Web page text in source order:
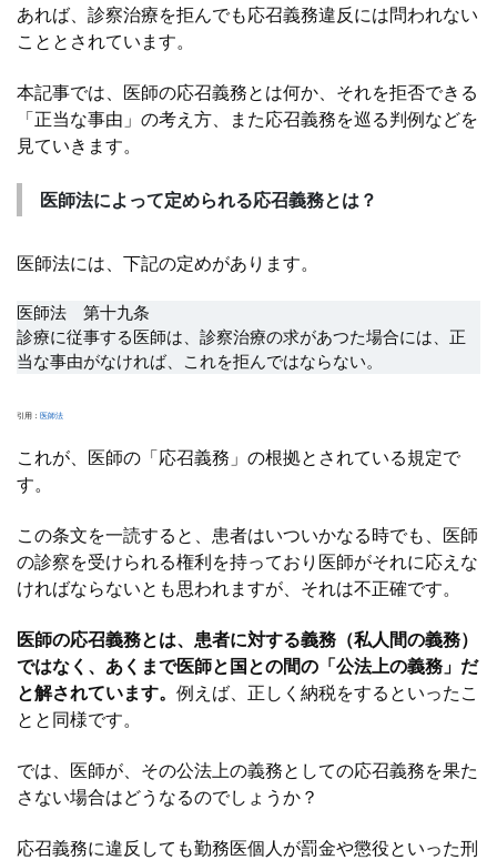
あれば、診察治療を拒んでも応召義務違反には問われない
こととされています。
本記事では、医師の応召義務とは何か、それを拒否できる
「正当な事由」の考え方、また応召義務を巡る判例などを
見ていきます。
医師法によって定められる応召義務とは？
医師法には、下記の定めがあります。
医師法 第十九条
診療に従事する医師は、診察治療の求があつた場合には、正
当な事由がなければ、これを拒んではならない。
引用： 医師法
これが、医師の「応召義務」の根拠とされている規定で
す。
この条文を一読すると、患者はいついかなる時でも、医師
の診察を受けられる権利を持っており医師がそれに応えな
ければならないとも思われますが、それは不正確です。
医師の応召義務とは、患者に対する義務（私人間の義務）
ではなく、あくまで医師と国との間の「公法上の義務」だ
と解されています。 例えば、正しく納税をするといったこ
とと同様です。
では、医師が、その公法上の義務としての応召義務を果た
さない場合はどうなるのでしょうか？
応召義務に違反しても勤務医個人が罰金や懲役といった刑